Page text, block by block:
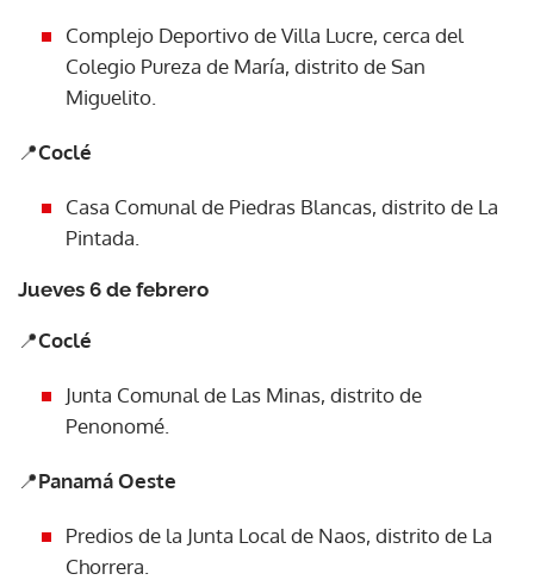
Complejo Deportivo de Villa Lucre, cerca del
Colegio Pureza de María, distrito de San
Miguelito.
📍Coclé
Casa Comunal de Piedras Blancas, distrito de La
Pintada.
Jueves 6 de febrero
📍Coclé
Junta Comunal de Las Minas, distrito de
Penonomé.
📍Panamá Oeste
Predios de la Junta Local de Naos, distrito de La
Chorrera.